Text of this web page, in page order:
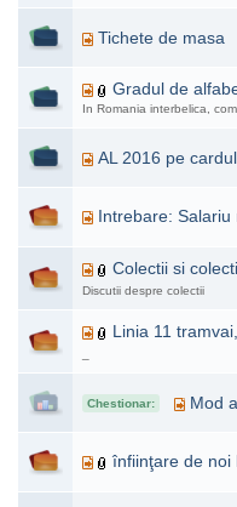
Tichete de masa
Gradul de
In Romania interbelica,
AL 2016 pe
Intrebare: Salariu
Colectii si
Discutii despre colectii
Linia 11
Chestionar: Mod
înfiinţare de noi